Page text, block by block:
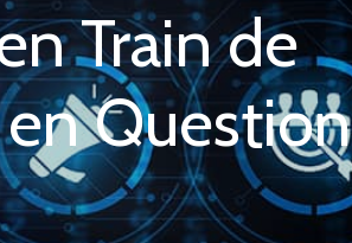
Train de
Question